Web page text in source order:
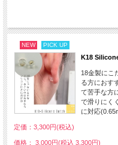
NEW PICK UP
K18
18金製にこ
る方におす
て苦手な方
で滑りにく
に対応
定価：3,300円(税込)
価格： 3,000円(税込 3,300円)